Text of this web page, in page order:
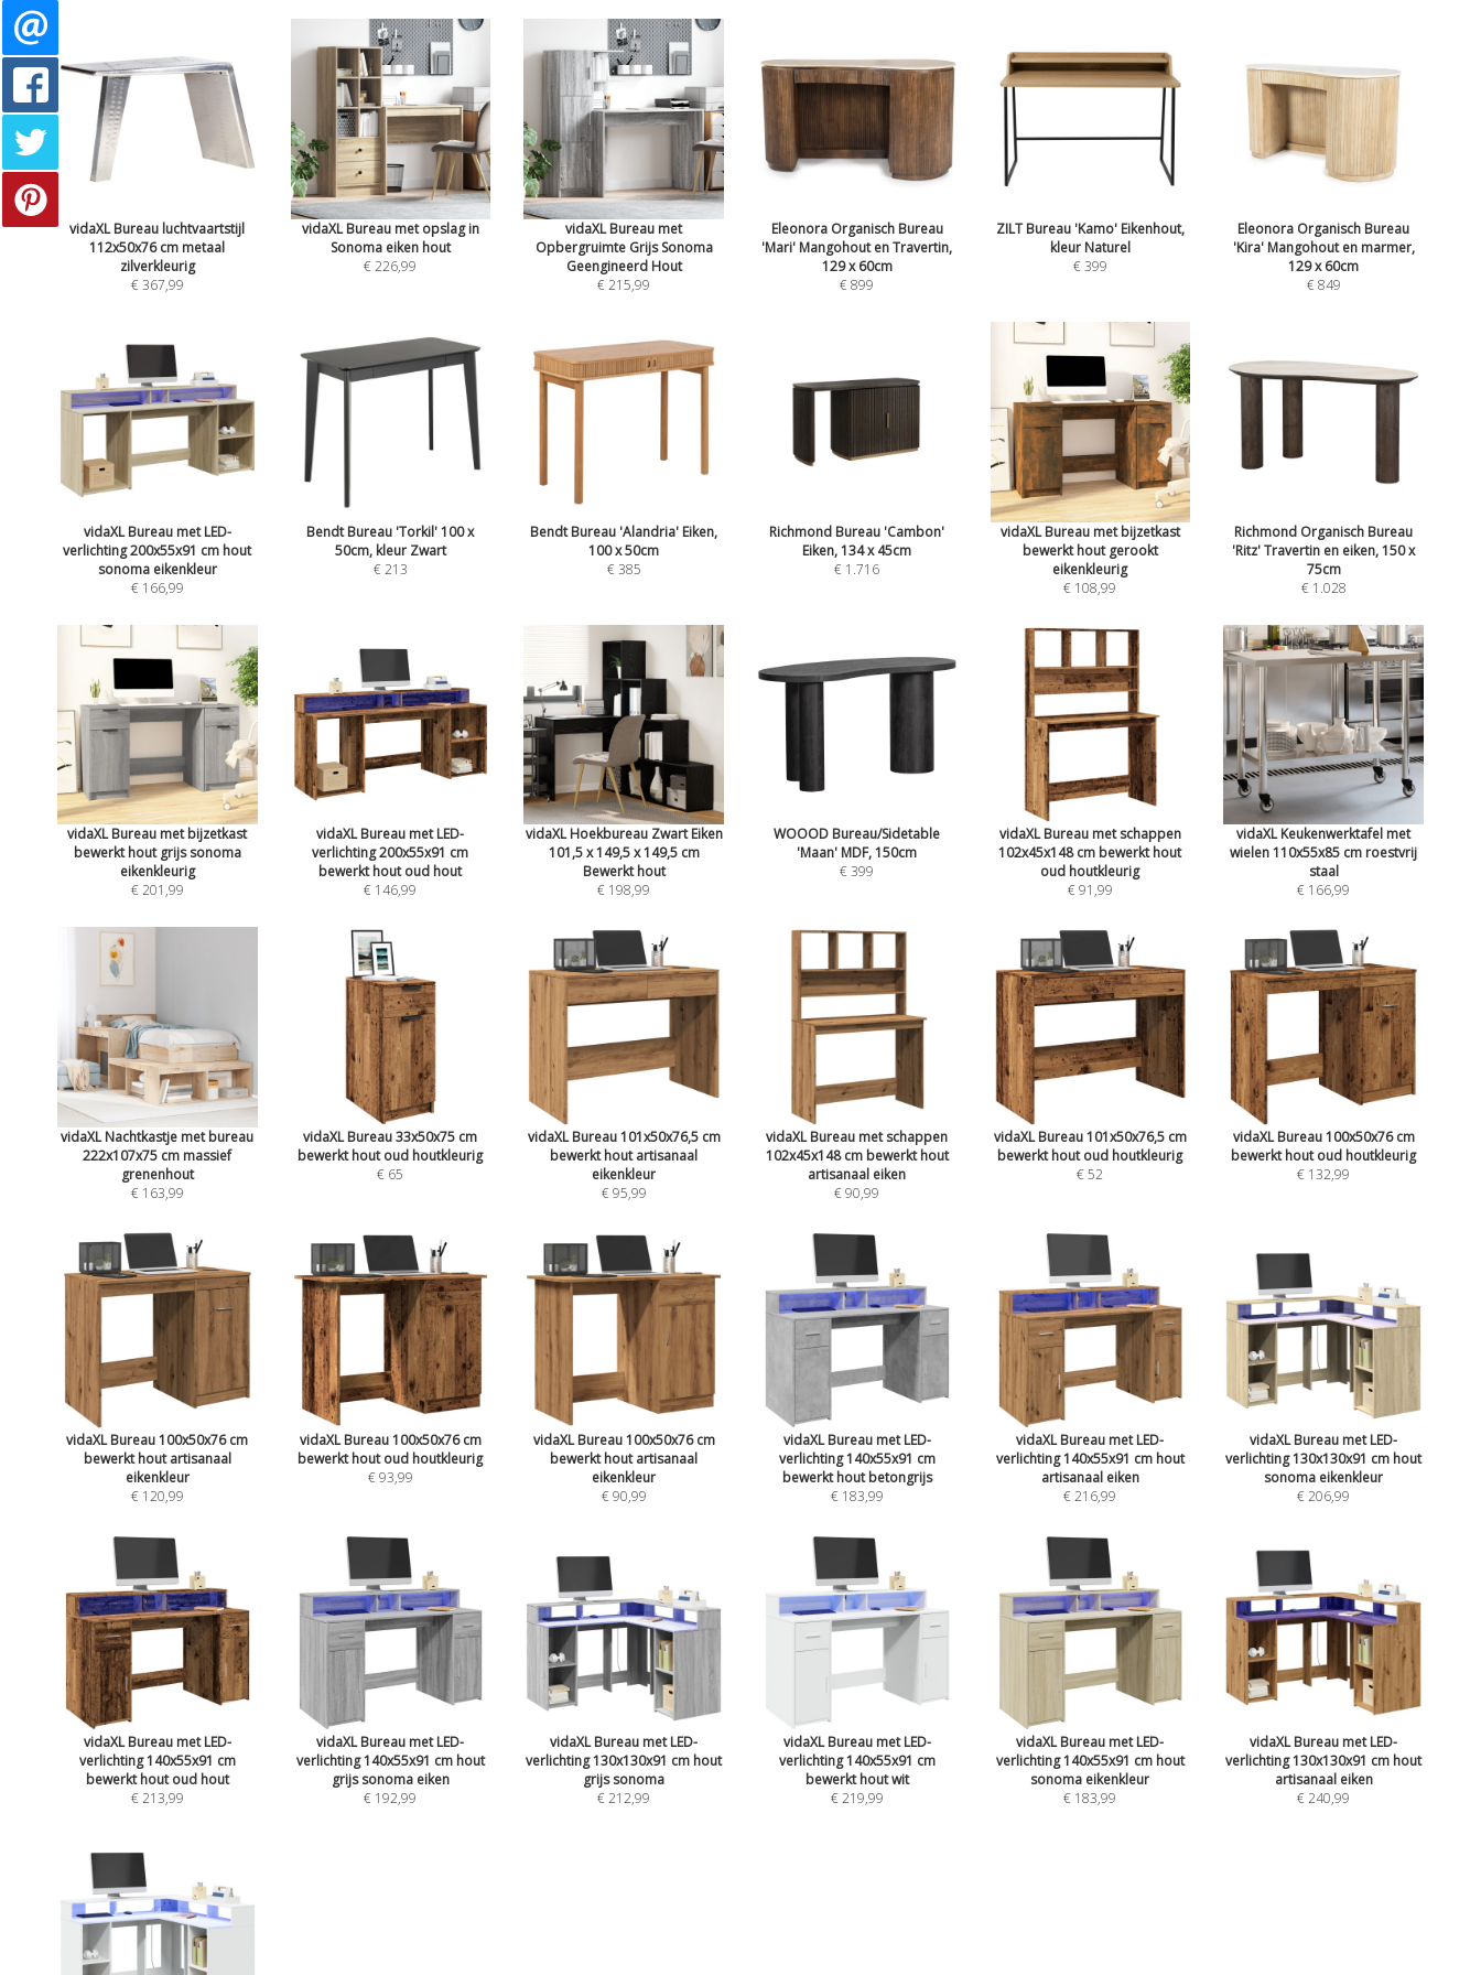
vidaXL Bureau luchtvaartstijl
112x50x76 cm metaal
zilverkleurig
€ 367,99
vidaXL Bureau met opslag in
Sonoma eiken hout
€ 226,99
vidaXL Bureau met
Opbergruimte Grijs Sonoma
Geengineerd Hout
€ 215,99
Eleonora Organisch Bureau
'Mari' Mangohout en Travertin,
129 x 60cm
€ 899
ZILT Bureau 'Kamo' Eikenhout,
kleur Naturel
€ 399
Eleonora Organisch Bureau
'Kira' Mangohout en marmer,
129 x 60cm
€ 849
vidaXL Bureau met LED-
verlichting 200x55x91 cm hout
sonoma eikenkleur
€ 166,99
Bendt Bureau 'Torkil' 100 x
50cm, kleur Zwart
€ 213
Bendt Bureau 'Alandria' Eiken,
100 x 50cm
€ 385
Richmond Bureau 'Cambon'
Eiken, 134 x 45cm
€ 1.716
vidaXL Bureau met bijzetkast
bewerkt hout gerookt
eikenkleurig
€ 108,99
Richmond Organisch Bureau
'Ritz' Travertin en eiken, 150 x
75cm
€ 1.028
vidaXL Bureau met bijzetkast
bewerkt hout grijs sonoma
eikenkleurig
€ 201,99
vidaXL Bureau met LED-
verlichting 200x55x91 cm
bewerkt hout oud hout
€ 146,99
vidaXL Hoekbureau Zwart Eiken
101,5 x 149,5 x 149,5 cm
Bewerkt hout
€ 198,99
WOOOD Bureau/Sidetable
'Maan' MDF, 150cm
€ 399
vidaXL Bureau met schappen
102x45x148 cm bewerkt hout
oud houtkleurig
€ 91,99
vidaXL Keukenwerktafel met
wielen 110x55x85 cm roestvrij
staal
€ 166,99
vidaXL Nachtkastje met bureau
222x107x75 cm massief
grenenhout
€ 163,99
vidaXL Bureau 33x50x75 cm
bewerkt hout oud houtkleurig
€ 65
vidaXL Bureau 101x50x76,5 cm
bewerkt hout artisanaal
eikenkleur
€ 95,99
vidaXL Bureau met schappen
102x45x148 cm bewerkt hout
artisanaal eiken
€ 90,99
vidaXL Bureau 101x50x76,5 cm
bewerkt hout oud houtkleurig
€ 52
vidaXL Bureau 100x50x76 cm
bewerkt hout oud houtkleurig
€ 132,99
vidaXL Bureau 100x50x76 cm
bewerkt hout artisanaal
eikenkleur
€ 120,99
vidaXL Bureau 100x50x76 cm
bewerkt hout oud houtkleurig
€ 93,99
vidaXL Bureau 100x50x76 cm
bewerkt hout artisanaal
eikenkleur
€ 90,99
vidaXL Bureau met LED-
verlichting 140x55x91 cm
bewerkt hout betongrijs
€ 183,99
vidaXL Bureau met LED-
verlichting 140x55x91 cm hout
artisanaal eiken
€ 216,99
vidaXL Bureau met LED-
verlichting 130x130x91 cm hout
sonoma eikenkleur
€ 206,99
vidaXL Bureau met LED-
verlichting 140x55x91 cm
bewerkt hout oud hout
€ 213,99
vidaXL Bureau met LED-
verlichting 140x55x91 cm hout
grijs sonoma eiken
€ 192,99
vidaXL Bureau met LED-
verlichting 130x130x91 cm hout
grijs sonoma
€ 212,99
vidaXL Bureau met LED-
verlichting 140x55x91 cm
bewerkt hout wit
€ 219,99
vidaXL Bureau met LED-
verlichting 140x55x91 cm hout
sonoma eikenkleur
€ 183,99
vidaXL Bureau met LED-
verlichting 130x130x91 cm hout
artisanaal eiken
€ 240,99